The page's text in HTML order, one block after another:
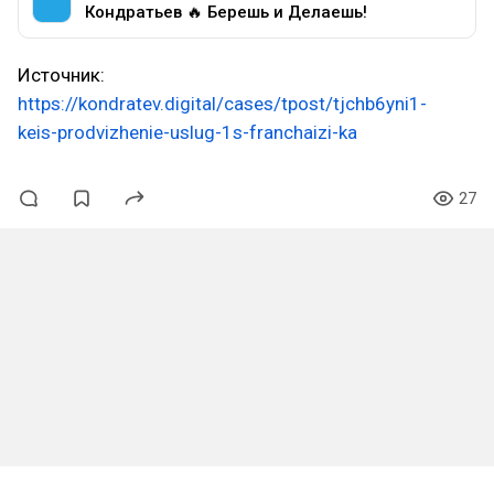
Кондратьев 🔥 Берешь и Делаешь!
Источник:
https://kondratev.digital/cases/tpost/tjchb6yni1-
keis-prodvizhenie-uslug-1s-franchaizi-ka
27